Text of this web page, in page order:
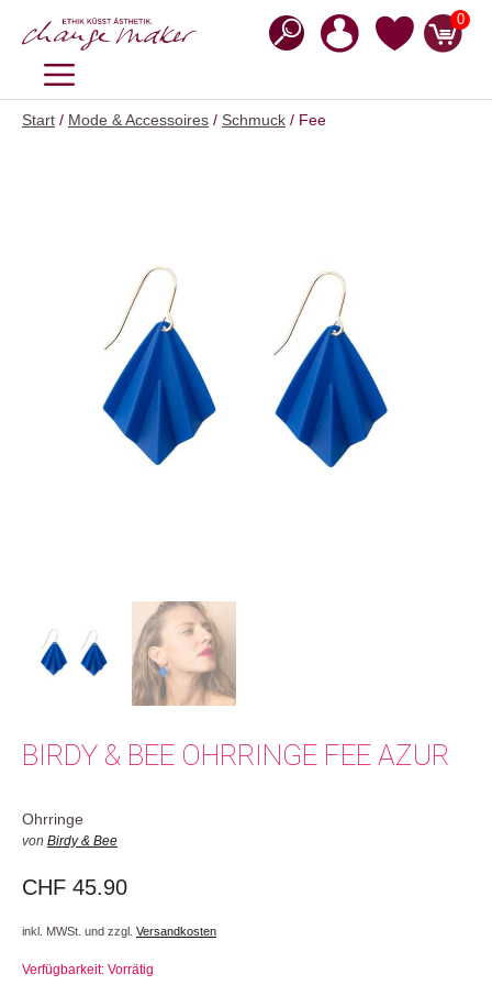
Inhalt
0
MENÜ
Start / Mode & Accessoires / Schmuck / Fee
BIRDY & BEE OHRRINGE FEE AZUR
Ohrringe
von Birdy & Bee
CHF 45.90
inkl. MWSt. und zzgl. Versandkosten
Verfügbarkeit: Vorrätig